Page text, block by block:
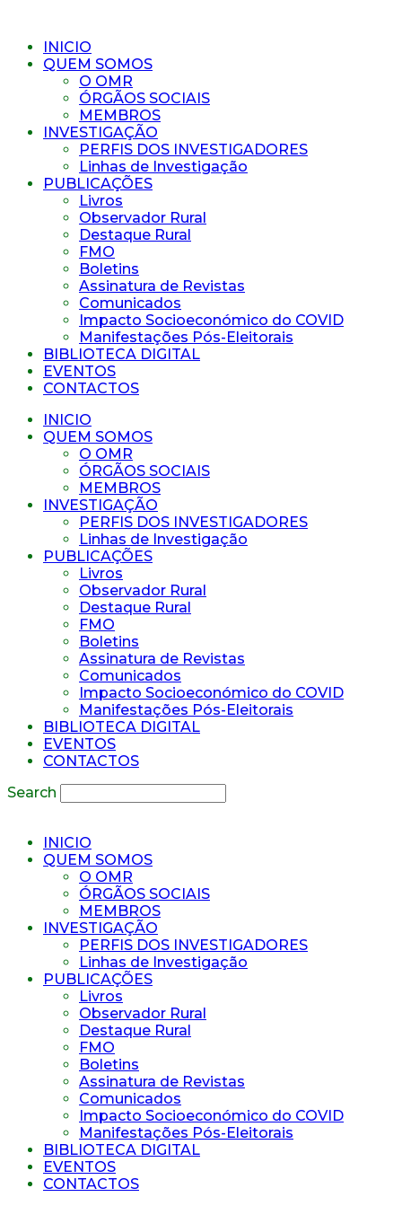
INICIO
QUEM SOMOS
O OMR
ÓRGÃOS SOCIAIS
MEMBROS
INVESTIGAÇÃO
PERFIS DOS INVESTIGADORES
Linhas de Investigação
PUBLICAÇÕES
Livros
Observador Rural
Destaque Rural
FMO
Boletins
Assinatura de Revistas
Comunicados
Impacto Socioeconómico do COVID
Manifestações Pós-Eleitorais
BIBLIOTECA DIGITAL
EVENTOS
CONTACTOS
INICIO
QUEM SOMOS
O OMR
ÓRGÃOS SOCIAIS
MEMBROS
INVESTIGAÇÃO
PERFIS DOS INVESTIGADORES
Linhas de Investigação
PUBLICAÇÕES
Livros
Observador Rural
Destaque Rural
FMO
Boletins
Assinatura de Revistas
Comunicados
Impacto Socioeconómico do COVID
Manifestações Pós-Eleitorais
BIBLIOTECA DIGITAL
EVENTOS
CONTACTOS
Search
INICIO
QUEM SOMOS
O OMR
ÓRGÃOS SOCIAIS
MEMBROS
INVESTIGAÇÃO
PERFIS DOS INVESTIGADORES
Linhas de Investigação
PUBLICAÇÕES
Livros
Observador Rural
Destaque Rural
FMO
Boletins
Assinatura de Revistas
Comunicados
Impacto Socioeconómico do COVID
Manifestações Pós-Eleitorais
BIBLIOTECA DIGITAL
EVENTOS
CONTACTOS